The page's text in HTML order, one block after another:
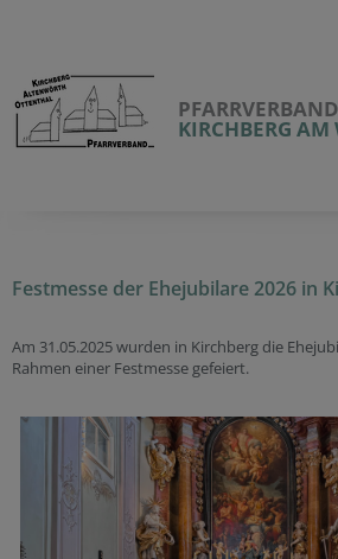
PFARRVERBAND
KIRCHBERG AM
Festmesse der Ehejubilare 2026 in
Am 31.05.2025 wurden in Kirchberg die
Rahmen einer Festmesse gefeiert.